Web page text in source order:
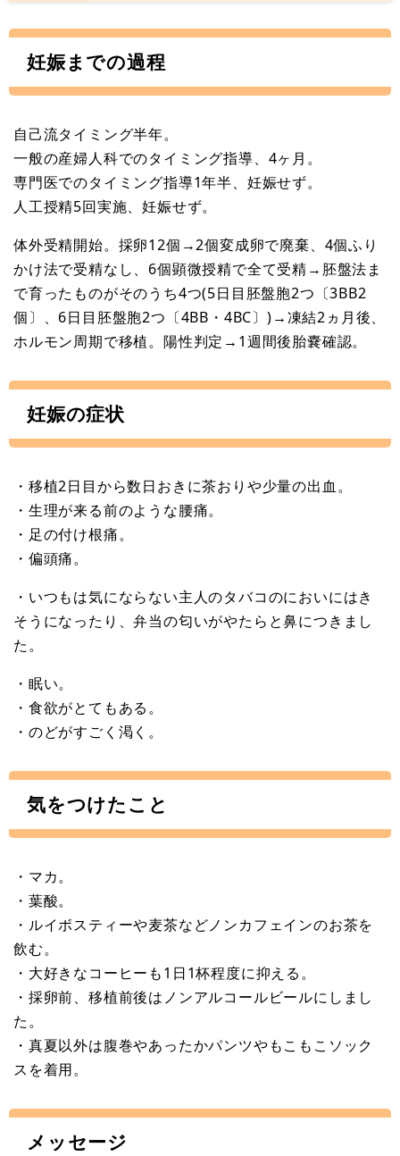
妊娠までの過程
自己流タイミング半年。
一般の産婦人科でのタイミング指導、4ヶ月。
専門医でのタイミング指導1年半、妊娠せず。
人工授精5回実施、妊娠せず。
体外受精開始。採卵12個→2個変成卵で廃棄、4個ふり
かけ法で受精なし、6個顕微授精で全て受精→胚盤法ま
で育ったものがそのうち4つ(5日目胚盤胞2つ〔3BB2
個〕、6日目胚盤胞2つ〔4BB・4BC〕)→凍結2ヵ月後、
ホルモン周期で移植。陽性判定→1週間後胎嚢確認。
妊娠の症状
・移植2日目から数日おきに茶おりや少量の出血。
・生理が来る前のような腰痛。
・足の付け根痛。
・偏頭痛。
・いつもは気にならない主人のタバコのにおいにはき
そうになったり、弁当の匂いがやたらと鼻につきまし
た。
・眠い。
・食欲がとてもある。
・のどがすごく渇く。
気をつけたこと
・マカ。
・葉酸。
・ルイボスティーや麦茶などノンカフェインのお茶を
飲む。
・大好きなコーヒーも1日1杯程度に抑える。
・採卵前、移植前後はノンアルコールビールにしまし
た。
・真夏以外は腹巻やあったかパンツやもこもこソック
スを着用。
メッセージ